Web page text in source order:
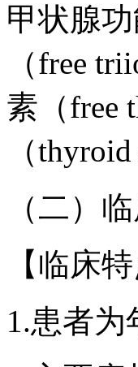
甲状腺
（free
素（free
（
（二）
【临床特
1.患者